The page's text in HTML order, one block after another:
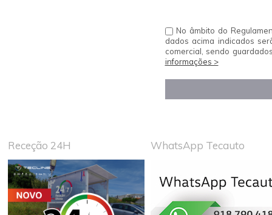
No âmbito do
dados acima indicados
comercial, sendo
informações >
Receção 24H WhatsApp Tecauto